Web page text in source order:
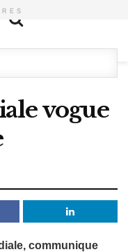
vogue
communique